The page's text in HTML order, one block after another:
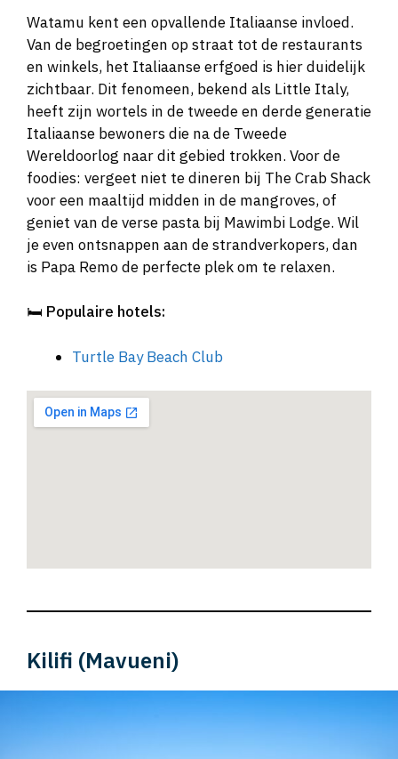
Watamu kent een opvallende Italiaanse invloed.
Van de begroetingen op straat tot de restaurants
en winkels, het Italiaanse erfgoed is hier duidelijk
zichtbaar. Dit fenomeen, bekend als Little Italy,
heeft zijn wortels in de tweede en derde generatie
Italiaanse bewoners die na de Tweede
Wereldoorlog naar dit gebied trokken. Voor de
foodies: vergeet niet te dineren bij The Crab Shack
voor een maaltijd midden in de mangroves, of
geniet van de verse pasta bij Mawimbi Lodge. Wil
je even ontsnappen aan de strandverkopers, dan
is Papa Remo de perfecte plek om te relaxen.
🛏️ Populaire hotels:
Turtle Bay Beach Club
Kilifi (Mavueni)